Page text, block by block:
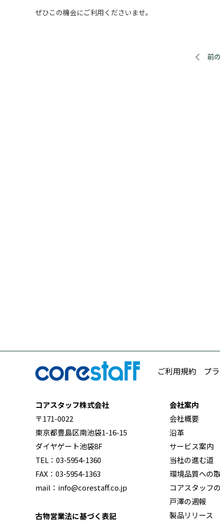
ぜひこの機会にご利用くださいませ。
前
ご利用規約 プ
コアスタッフ株式会社
〒171-0022
東京都豊島区南池袋1-16-15
ダイヤゲート池袋8F
TEL：03-5954-1360
FAX：03-5954-1363
mail：info@corestaff.co.jp
古物営業法に基づく表記
会社案内
会社概要
沿革
サービス案内
当社の進む道
環境品質への
コアスタッフ
戸澤の週報
製品リリース